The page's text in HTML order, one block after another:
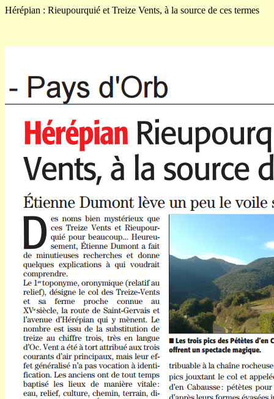
Hérépian : Rieupourquié et Treize Vents, à la source de ces termes